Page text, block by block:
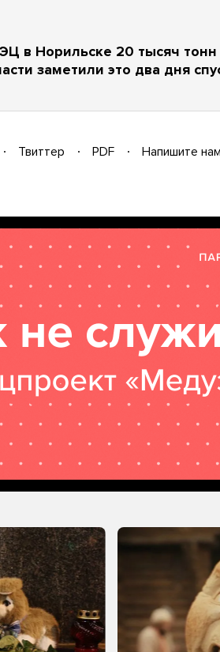
в Норильске 20 тысяч
заметили это два дня
Твиттер PDF
Напишите нам